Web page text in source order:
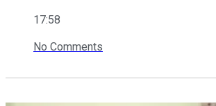
17:58
No Comments